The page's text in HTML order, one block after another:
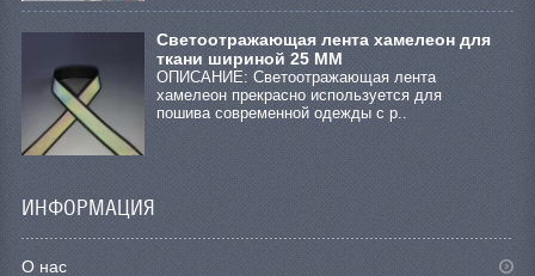
Светоотражающая лента хамелеон для
ткани шириной 25 ММ
ОПИСАНИЕ: Светоотражающая лента
хамелеон прекрасно используется для
пошива современной одежды с р..
ИНФОРМАЦИЯ
О нас